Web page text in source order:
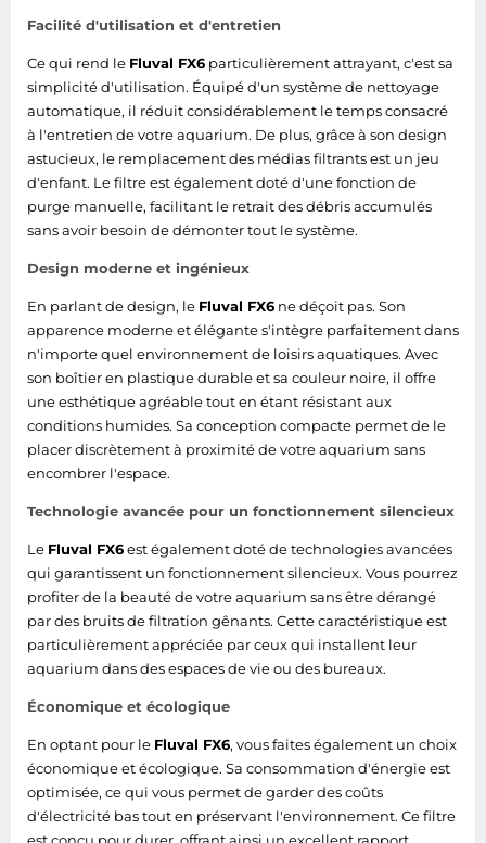
Facilité d'utilisation et d'entretien
Ce qui rend le Fluval FX6 particulièrement attrayant, c'est sa
simplicité d'utilisation. Équipé d'un système de nettoyage
automatique, il réduit considérablement le temps consacré
à l'entretien de votre aquarium. De plus, grâce à son design
astucieux, le remplacement des médias filtrants est un jeu
d'enfant. Le filtre est également doté d'une fonction de
purge manuelle, facilitant le retrait des débris accumulés
sans avoir besoin de démonter tout le système.
Design moderne et ingénieux
En parlant de design, le Fluval FX6 ne déçoit pas. Son
apparence moderne et élégante s'intègre parfaitement dans
n'importe quel environnement de loisirs aquatiques. Avec
son boîtier en plastique durable et sa couleur noire, il offre
une esthétique agréable tout en étant résistant aux
conditions humides. Sa conception compacte permet de le
placer discrètement à proximité de votre aquarium sans
encombrer l'espace.
Technologie avancée pour un fonctionnement silencieux
Le Fluval FX6est également doté de technologies avancées
qui garantissent un fonctionnement silencieux. Vous pourrez
profiter de la beauté de votre aquarium sans être dérangé
par des bruits de filtration gênants. Cette caractéristique est
particulièrement appréciée par ceux qui installent leur
aquarium dans des espaces de vie ou des bureaux.
Économique et écologique
En optant pour le Fluval FX6, vous faites également un choix
économique et écologique. Sa consommation d'énergie est
optimisée, ce qui vous permet de garder des coûts
d'électricité bas tout en préservant l'environnement. Ce filtre